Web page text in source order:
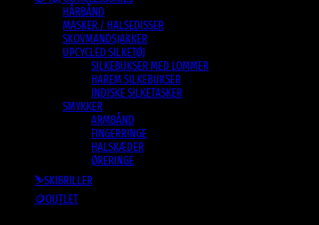
HÅRBÅND
MASKER / HALSEDISSER
SKOVMANDSJAKKER
UPCYCLED SILKETØJ
SILKEBUKSER MED LOMMER
HAREM SILKEBUKSER
INDISKE SILKETASKER
SMYKKER
ARMBÅND
FINGERRINGE
HALSKÆDER
ØRERINGE
⛷️SKIBRILLER
🪙OUTLET